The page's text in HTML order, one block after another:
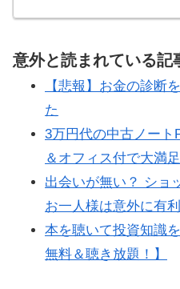
意外と読まれている記
【悲報】お金の診断
た
3万円代の中古ノート
＆オフィス付で大満足
出会いが無い？ ショ
お一人様は意外に有
本を聴いて投資知識
無料＆聴き放題！】